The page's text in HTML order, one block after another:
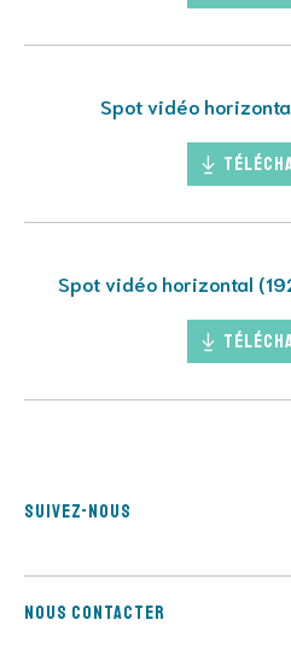
Spot vidéo
Spot vidéo horizontal
Suivez-nous
Nous contacter